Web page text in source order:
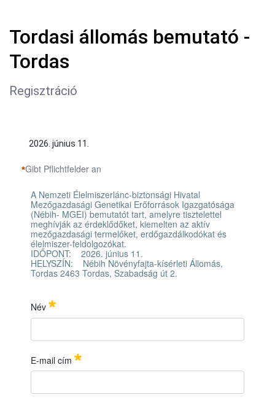
Tordasi állomás bemutató -
Tordas
Regisztráció
2026. június 11.
Gibt Pflichtfelder an
A Nemzeti Élelmiszerlánc-biztonsági Hivatal
Mezőgazdasági Genetikai Erőforrások Igazgatósága
(Nébih- MGEI) bemutatót tart, amelyre tisztelettel
meghívják az érdeklődőket, kiemelten az aktív
mezőgazdasági termelőket, erdőgazdálkodókat és
élelmiszer-feldolgozókat.
IDŐPONT: 2026. június 11.
HELYSZÍN: Nébih Növényfajta-kísérleti Állomás,
Tordas 2463 Tordas, Szabadság út 2.
A Nemzeti Élelmiszerlánc-biztonsági Hivatal Mezőgazdasági
HELYSZÍN: Nébih Növényfajta-kísérleti Állomás, Tordas
Név
E-mail cím